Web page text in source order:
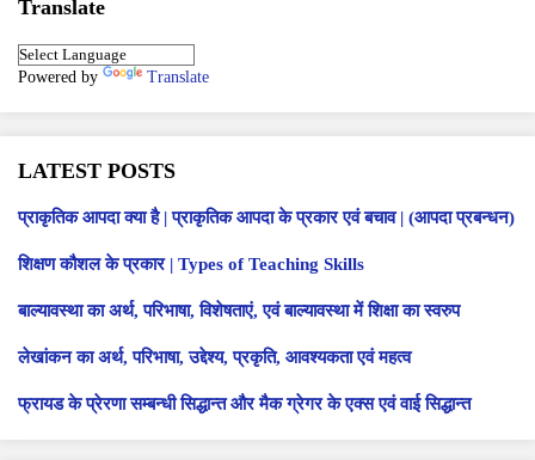
Translate
Powered by Translate
LATEST POSTS
प्राकृतिक आपदा क्या है | प्राकृतिक आपदा के प्रकार एवं बचाव | (आपदा प्रबन्धन)
शिक्षण कौशल के प्रकार | Types of Teaching Skills
बाल्यावस्था का अर्थ, परिभाषा, विशेषताएं, एवं बाल्यावस्था में शिक्षा का स्वरुप
लेखांकन का अर्थ, परिभाषा, उद्देश्य, प्रकृति, आवश्यकता एवं महत्व
फ्रायड के प्रेरणा सम्बन्धी सिद्धान्त और मैक ग्रेगर के एक्स एवं वाई सिद्धान्त